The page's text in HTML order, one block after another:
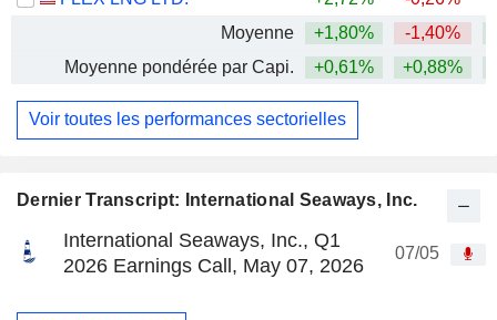
Dernier Transcript: International Seaways, Inc.
International Seaways, Inc., Q1
2026 Earnings Call, May 07, 2026
07/05
Moyenne
+1,80% -1,40%
Moyenne pondérée par Capi.
+0,61% +0,88%
Voir toutes les performances sectorielles